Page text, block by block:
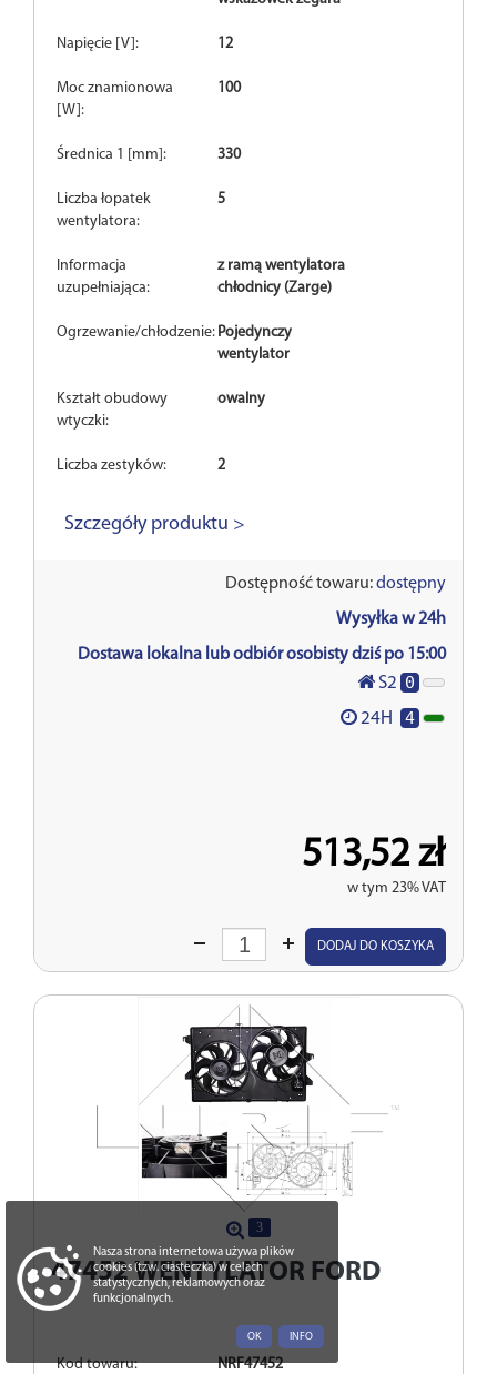
Napięcie [V]: 12
Moc znamionowa
[W]:
100
Średnica 1 [mm]: 330
Liczba łopatek
wentylatora:
5
Informacja
uzupełniająca:
z ramą wentylatora
chłodnicy (Zarge)
Ogrzewanie/chłodzenie: Pojedynczy
wentylator
Kształt obudowy
wtyczki:
owalny
Liczba zestyków: 2
Szczegóły produktu >
Dostępność towaru:dostępny
Wysyłka w 24h
Dostawa lokalna lub odbiór osobisty dziś po 15:00
S2 0
24H 4
513,52 zł
w tym 23% VAT
Wprowadź
DODAJ DO KOSZYKA
3
47452 WENTYLATOR FORD
Kod towaru: NRF47452
Nasza strona internetowa używa plików
cookies (tzw. ciasteczka) w celach
statystycznych, reklamowych oraz
funkcjonalnych.
INFO
OK